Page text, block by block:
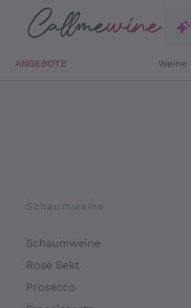
Zum Hauptinhalt springen
ANGEBOTE Weine
Schaumweine
Schaumweine
Rosé Sekt
Prosecco